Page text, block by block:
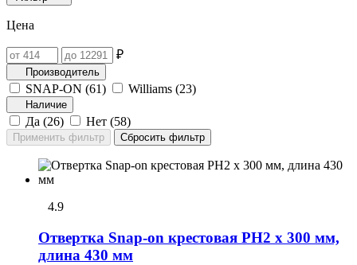
Цена
₽
Производитель
SNAP-ON (61) Williams (23)
Наличие
Да (26) Нет (58)
4.9
Отвертка Snap-on крестовая PH2 х 300 мм,
длина 430 мм